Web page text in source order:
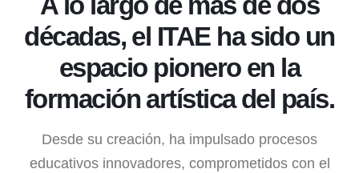
A lo largo de más de dos
décadas, el ITAE ha sido un
espacio pionero en la
formación artística del país.
Desde su creación, ha impulsado procesos
educativos innovadores, comprometidos con el